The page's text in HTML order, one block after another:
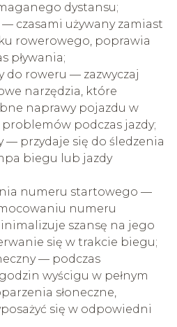
dystansu;
— czasami używany zamiast
rowerowego, poprawia
pływania;
do roweru — zazwyczaj
narzędzia, które
naprawy pojazdu w
podczas jazdy;
— przydaje się do śledzenia
biegu lub jazdy
numeru startowego —
numeru
szansę na jego
się w trakcie biegu;
— podczas
wyścigu w pełnym
słoneczne,
się w odpowiedni